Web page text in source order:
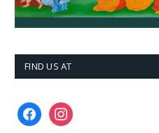
FIND US AT
facebookinstagram